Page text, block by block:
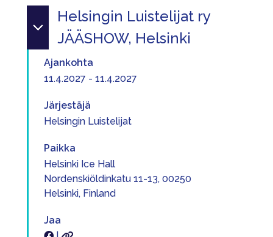
Helsingin Luistelijat ry
JÄÄSHOW, Helsinki
Ajankohta
11.4.2027 - 11.4.2027
Järjestäjä
Helsingin Luistelijat
Paikka
Helsinki Ice Hall
Nordenskiöldinkatu 11-13, 00250
Helsinki, Finland
Jaa